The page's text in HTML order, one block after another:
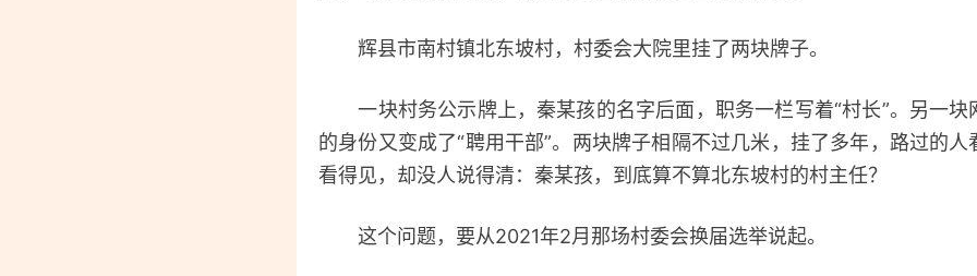
辉县市南村镇北东坡村，村委会大院里挂了两块牌子。
一块村务公示牌上，秦某孩的名字后面，职务一栏写着“村长”。另一块
的身份又变成了“聘用干部”。两块牌子相隔不过几米，挂了多年，路过的
看得见，却没人说得清：秦某孩，到底算不算北东坡村的村主任？
这个问题，要从2021年2月那场村委会换届选举说起。